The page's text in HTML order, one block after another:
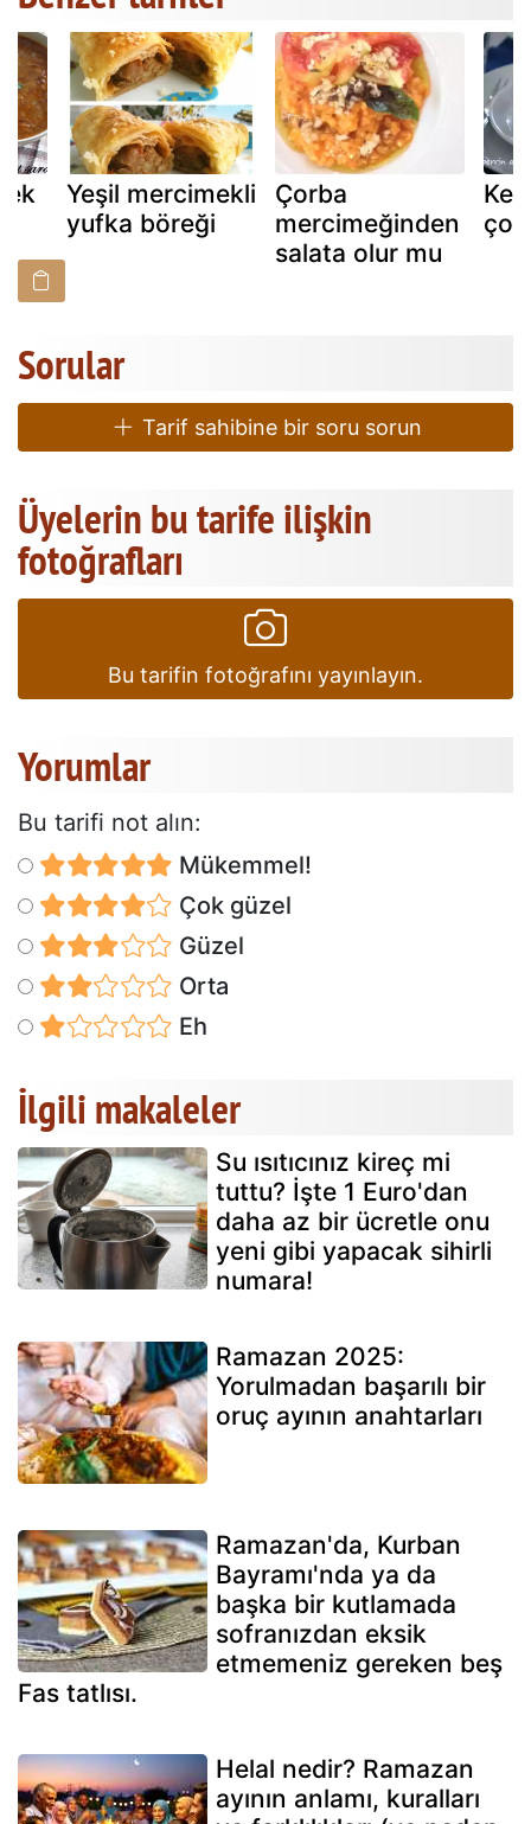
Yeşil mercimekli
yufka böreği
Çorba
mercimeğinden
salata olur mu
Sorular
Tarif sahibine bir soru sorun
Üyelerin bu tarife ilişkin
fotoğrafları
Bu tarifin fotoğrafını yayınlayın.
Yorumlar
Bu tarifi not alın:
Mükemmel!
Çok güzel
Güzel
Orta
Eh
İlgili makaleler
Su ısıtıcınız kireç mi
tuttu? İşte 1 Euro'dan
daha az bir ücretle onu
yeni gibi yapacak sihirli
numara!
Ramazan 2025:
Yorulmadan başarılı bir
oruç ayının anahtarları
Ramazan'da, Kurban
Bayramı'nda ya da
başka bir kutlamada
sofranızdan eksik
etmemeniz gereken beş
Fas tatlısı.
Helal nedir? Ramazan
ayının anlamı, kuralları